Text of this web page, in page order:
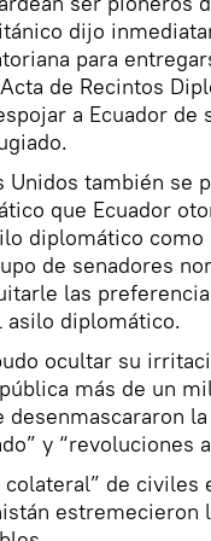
dijo
para
de Recintos
a Ecuador
Unidos también se
que Ecuador
diplomático
de senadores
las
asilo diplomático.
ocultar su
más de un
y “revoluciones
de civiles
estremecieron